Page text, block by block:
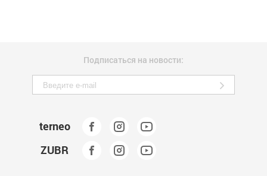
Подписаться на новости:
terneo
ZUBR